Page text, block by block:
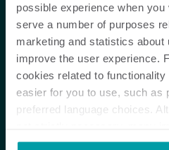
possible experience when
serve a number of purposes
marketing and statistics
improve the user experience.
cookies related to
easier for you to use, such as
preferred language choices.
not be available without them.